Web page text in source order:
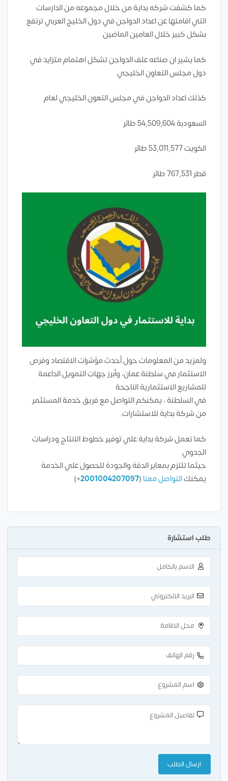
كما كشفت شركه بداية من خلال مجموعه من الدارسات
التي اقامتها عن اعداد الدواجن في دول الخليج العربي ترتفع
بشكل كبير خلال العامين الماضين
كما يشير ان صناعه علف الدواجن تشكل اهتمام متزايد في
دول مجلس التعاون الخليجي
كذلك اعداد الدواجن في مجلس التعون الخليجي لعام
السعودبة 54,509,604 طائر
الكويت 53,011,577 طائر
قطر 767,531 طائر
ولمزيد من المعلومات حول أحدث مؤشرات الاقتصاد وفرص
الاستثمار في سلطنة عمان، وأبرز جهات التمويل الداعمة
للمشاريع الاستثمارية الناجحة
في السلطنة ، يمكنكم التواصل مع فريق خدمة المستثمر
من شركة بداية للاستشارات.
كما تعمل شركة بداية علي توفير خطوط الانتاج ودراسات
الجدوي
حيثما تلتزم بمعاير الدقة والجودة للحصول علي الخدمة
يمكنكالتواصل معنا (
2001004207097
+)
طلب استشارة